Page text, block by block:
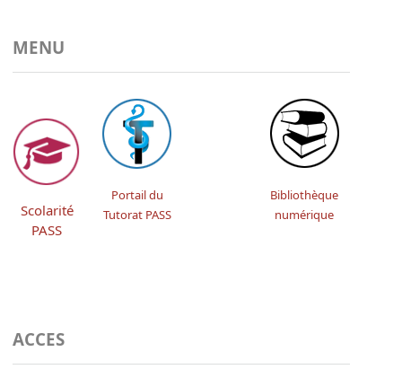
MENU
Scolarité
PASS
Portail du
Tutorat PASS
Bibliothèque
numérique
ACCES